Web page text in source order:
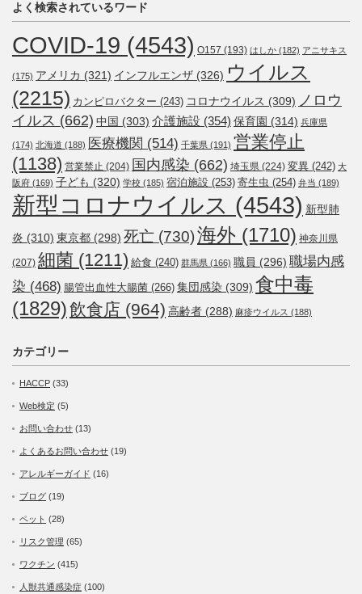
よく検索されているワード
COVID-19 (4543) O157 (193) はしか (182) アニサキス
(175) アメリカ (321) インフルエンザ (326) ウイルス
(2215) カンピロバクター (243) コロナウイルス (309) ノロウ
イルス (662) 中国 (303) 介護施設 (354) 保育園 (314) 兵庫県
(174) 北海道 (188) 医療機関 (514) 千葉県 (191) 営業停止
(1138) 営業禁止 (204) 国内感染 (662) 埼玉県 (224) 変異 (242) 大
阪府 (169) 子ども (320) 学校 (185) 宿泊施設 (253) 寄生虫 (254) 弁当 (189)
新型コロナウイルス (4543) 新型肺
炎 (310) 東京都 (298) 死亡 (730)海外 (1710) 神奈川県
(207) 細菌 (1211) 給食 (240) 群馬県 (166) 職員 (296) 職場内感
染 (468) 腸管出血性大腸菌 (266) 集団感染 (309) 食中毒
(1829)飲食店 (964) 高齢者 (288) 麻疹ウイルス (188)
カテゴリー
HACCP (33)
Web検定 (5)
お問い合わせ (13)
よくあるお問い合わせ (19)
アレルギーガイド (16)
ブログ (19)
ペット (28)
リスク管理 (65)
ワクチン (415)
人獣共通感染症 (100)